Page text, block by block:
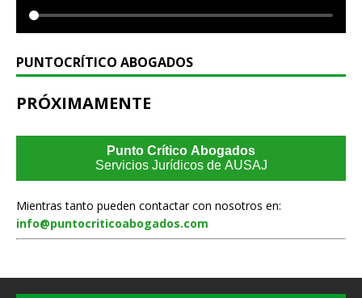
PUNTOCRÍTICO ABOGADOS
PRÓXIMAMENTE
Punto Crítico Abogados
Servicios Jurídicos de AUSAJ
Mientras tanto pueden contactar con nosotros en:
info@puntocriticoabogados.com